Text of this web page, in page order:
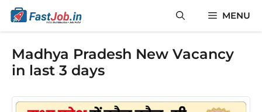
Skip
content
MENU
Madhya Pradesh New Vacancy
in last 3 days